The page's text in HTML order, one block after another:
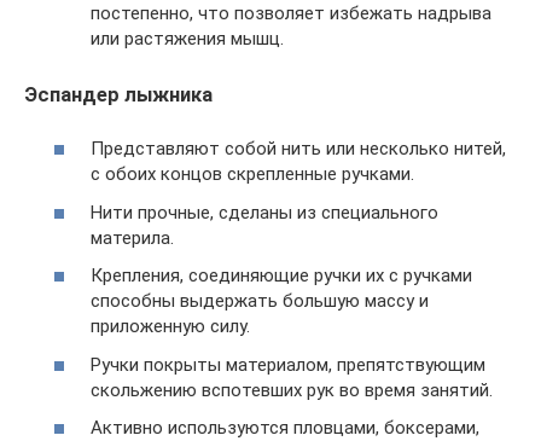
постепенно, что позволяет избежать надрыва
или растяжения мышц.
Эспандер лыжника
Представляют собой нить или несколько нитей,
с обоих концов скрепленные ручками.
Нити прочные, сделаны из специального
материла.
Крепления, соединяющие ручки их с ручками
способны выдержать большую массу и
приложенную силу.
Ручки покрыты материалом, препятствующим
скольжению вспотевших рук во время занятий.
Активно используются пловцами, боксерами,